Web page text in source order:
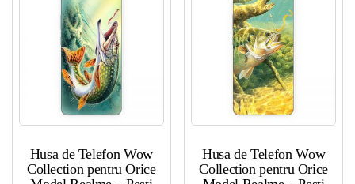
Husa de Telefon Wow
Collection pentru Orice
Husa de Telefon Wow
Collection pentru Orice